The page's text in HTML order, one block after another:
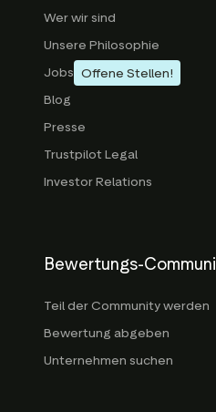
Wer wir sind
Unsere Philosophie
Jobs Offene Stellen!
Blog
Presse
Trustpilot Legal
Investor Relations
Bewertungs-
Teil der Community werden
Bewertung abgeben
Unternehmen suchen